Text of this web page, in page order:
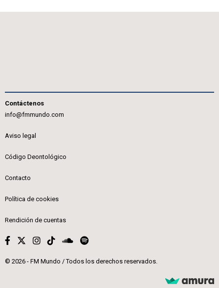
Contáctenos
info@fmmundo.com
Aviso legal
Código Deontológico
Contacto
Política de cookies
Rendición de cuentas
© 2026 - FM Mundo / Todos los derechos reservados.